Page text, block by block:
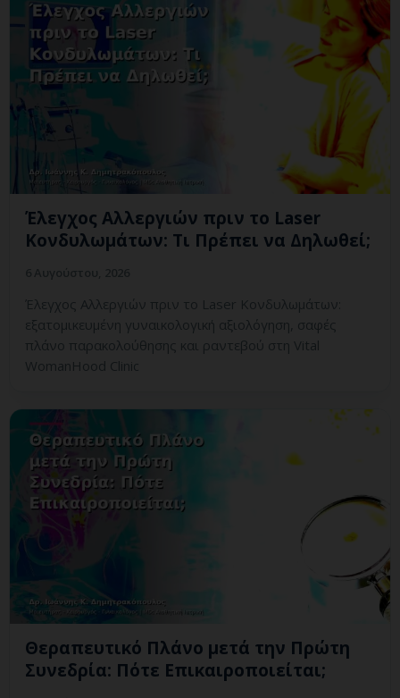
Έλεγχος Αλλεργιών πριν το Laser
Κονδυλωμάτων: Τι Πρέπει να Δηλωθεί;
Έλεγχος Αλλεργιών πριν το Laser Κονδυλωμάτων:
εξατομικευμένη γυναικολογική αξιολόγηση, σαφές
πλάνο παρακολούθησης και ραντεβού στη Vital
WomanHood Clinic
Θεραπευτικό Πλάνο μετά την Πρώτη
Συνεδρία: Πότε Επικαιροποιείται;